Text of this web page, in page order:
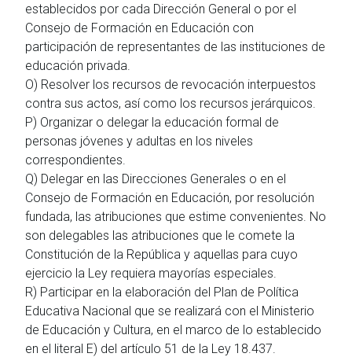
establecidos por cada Dirección General o por el
Consejo de Formación en Educación con
participación de representantes de las instituciones de
educación privada.
O) Resolver los recursos de revocación interpuestos
contra sus actos, así como los recursos jerárquicos.
P) Organizar o delegar la educación formal de
personas jóvenes y adultas en los niveles
correspondientes.
Q) Delegar en las Direcciones Generales o en el
Consejo de Formación en Educación, por resolución
fundada, las atribuciones que estime convenientes. No
son delegables las atribuciones que le comete la
Constitución de la República y aquellas para cuyo
ejercicio la Ley requiera mayorías especiales.
R) Participar en la elaboración del Plan de Política
Educativa Nacional que se realizará con el Ministerio
de Educación y Cultura, en el marco de lo establecido
en el literal E) del artículo 51 de la Ley 18.437.